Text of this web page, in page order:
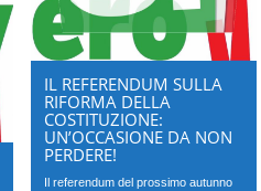
IL REFERENDUM SULLA
RIFORMA DELLA
COSTITUZIONE:
UN’OCCASIONE DA NON
PERDERE!
Il referendum del prossimo autunno